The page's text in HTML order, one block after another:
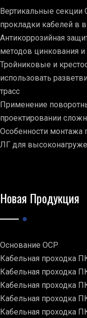
Вертикальные
прокладки кабелей в
Антикоррозийная
методов цинкования
Тройниковые и
использовать
трасс
Применение
проектировании
Особенности монтажа
ЛГ для
Новая Продукция
Основание ОСР
Кабельная проходка
Кабельная проходка
Кабельная проходка
Кабельная проходка
Кабельная проходка